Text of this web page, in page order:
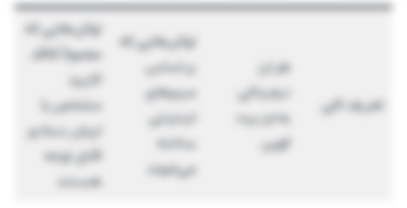
تعریف کلی
هر ارز
دیجیتالی
به‌جز بیت
کوین
توکن‌هایی که
بر اساس
میم‌های
اینترنتی
ساخته
می‌شوند
توکن‌هایی که
معمولاً فاقد
کاربرد
مشخص یا
ارزش بنیادی
قابل توجه
هستند